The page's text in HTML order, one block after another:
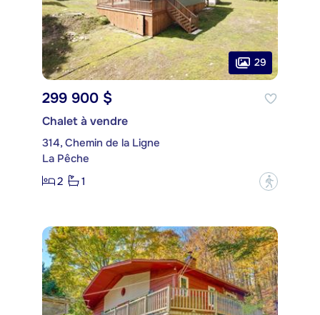
29
299 900 $
Chalet à vendre
314, Chemin de la Ligne
La Pêche
2
1 ?